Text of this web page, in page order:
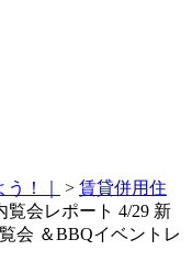
！｜ > 賃貸併用住
覧会レポート 4/29 新
会 ＆BBQイベントレ